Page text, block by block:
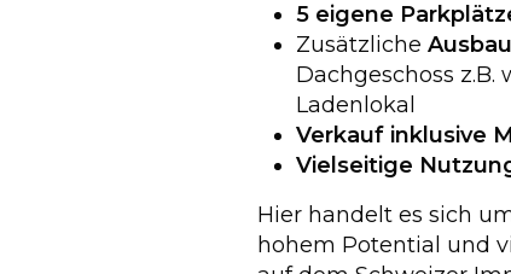
5 eigene
Zusätzliche
Dachgeschoss
Ladenlokal
Verkauf inklusive
Vielseitige
Hier handelt es sich
hohem Potential und